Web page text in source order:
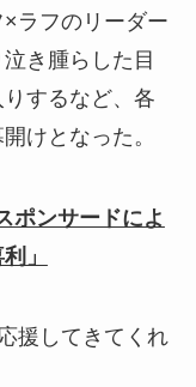
ラフのリーダー
き腫らした目
するなど、各
けとなった。
ポンサードによ
」
援してきてくれ